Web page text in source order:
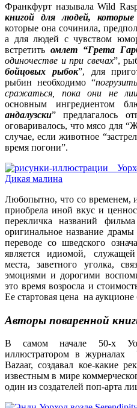
Франкфурт называла Wild
книгой для людей,
которые она сочинила,
а для людей с чувством
встретить омлет “Грета
одиночестве и при свечах”,
бойцовых рыбок”, для
рыбин необходимо “
сражаться, пока они не
основным ингредиентом
андалузски” предлагалось
оговаривалось, что мясо для
случае, если животное
время погони”.
Любопытно, что со временем,
приобрела иной вкус и
перекличка названий
оригинальное название
переводе со шведского
является идиомой,
места, заветного уголка,
эмоциями и дорогими
это время возросла и
Ее стартовая цена на аукционе
Авторы поваренной
В самом начале 50-х
иллюстратором в
Bazaar, создавал кое-какие
известным в мире
один из создателей поп-арта